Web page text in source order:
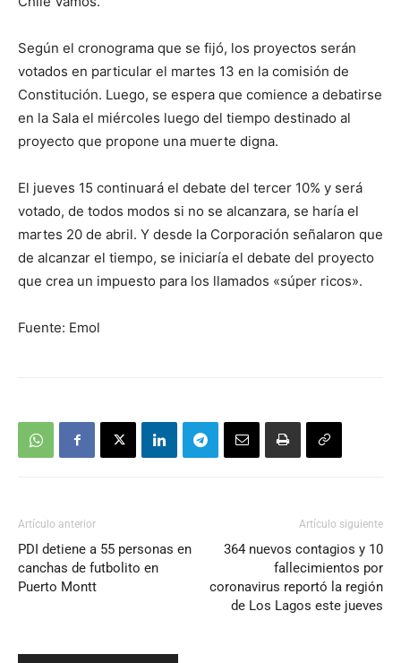
Según el cronograma que se fijó, los proyectos serán
votados en particular el martes 13 en la comisión de
Constitución. Luego, se espera que comience a debatirse
en la Sala el miércoles luego del tiempo destinado al
proyecto que propone una muerte digna.
El jueves 15 continuará el debate del tercer 10% y será
votado, de todos modos si no se alcanzara, se haría el
martes 20 de abril. Y desde la Corporación señalaron que
de alcanzar el tiempo, se iniciaría el debate del proyecto
que crea un impuesto para los llamados «súper ricos».
Fuente: Emol
Artículo anterior
PDI detiene a 55 personas en
canchas de futbolito en
Puerto Montt
Artículo siguiente
364 nuevos contagios y 10
fallecimientos por
coronavirus reportó la región
de Los Lagos este jueves